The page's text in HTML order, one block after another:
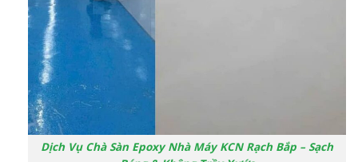
Dịch Vụ Chà Sàn Epoxy Nhà Máy KCN Rạch Bắp – Sạch